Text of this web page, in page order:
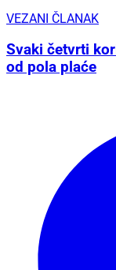
VEZANI ČLANAK
Svaki četvrti
od pola plaće